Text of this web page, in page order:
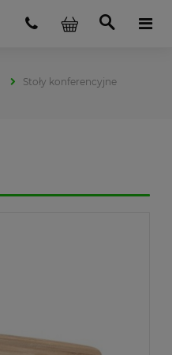
Stoły konferencyjne